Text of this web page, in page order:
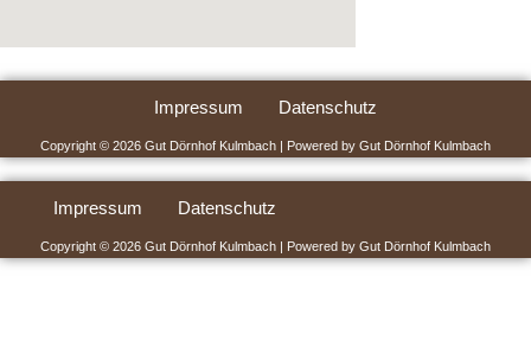
Impressum Datenschutz
Copyright © 2026 Gut Dörnhof Kulmbach | Powered by Gut Dörnhof Kulmbach
Impressum Datenschutz
Copyright © 2026 Gut Dörnhof Kulmbach | Powered by Gut Dörnhof Kulmbach